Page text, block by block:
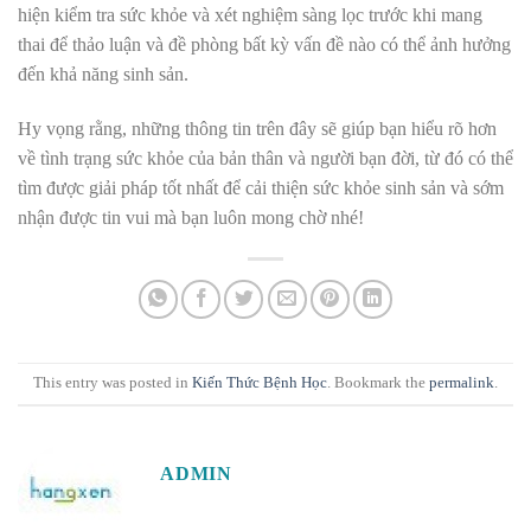
hiện kiểm tra sức khỏe và xét nghiệm sàng lọc trước khi mang
thai để thảo luận và đề phòng bất kỳ vấn đề nào có thể ảnh hưởng
đến khả năng sinh sản.
Hy vọng rằng, những thông tin trên đây sẽ giúp bạn hiểu rõ hơn
về tình trạng sức khỏe của bản thân và người bạn đời, từ đó có thể
tìm được giải pháp tốt nhất để cải thiện sức khỏe sinh sản và sớm
nhận được tin vui mà bạn luôn mong chờ nhé!
This entry was posted in Kiến Thức Bệnh Học. Bookmark the permalink.
ADMIN